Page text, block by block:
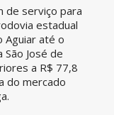
de serviço para
estadual
Aguiar até o
José de
a R$ 77,8
do mercado